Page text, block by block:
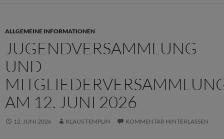
ALLGEMEINE INFORMATIONEN
JUGENDVERSAMMLUNG
UND
AM 12. JUNI 2026
12. JUNI 2026 KLAUS TEMPLIN KOMMENTAR HINTERLASSEN